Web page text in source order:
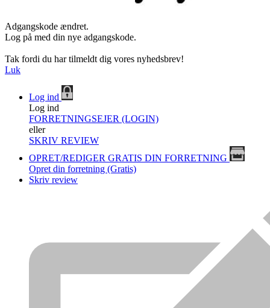
Adgangskode ændret.
Log på med din nye adgangskode.
Tak fordi du har tilmeldt dig vores nyhedsbrev!
Luk
Log ind
Log ind
FORRETNINGSEJER (LOGIN)
eller
SKRIV REVIEW
OPRET/REDIGER GRATIS DIN FORRETNING
Opret din forretning (Gratis)
Skriv review